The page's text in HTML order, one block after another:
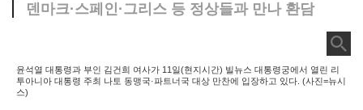
덴마크·스페인·그리스 등 정상들과 만나 환담
윤석열 대통령과 부인 김건희 여사가 11일(현지시간) 빌뉴스 대통령궁에서 열린 리
투아니아 대통령 주최 나토 동맹국·파트너국 대상 만찬에 입장하고 있다. (사진=뉴시
스)